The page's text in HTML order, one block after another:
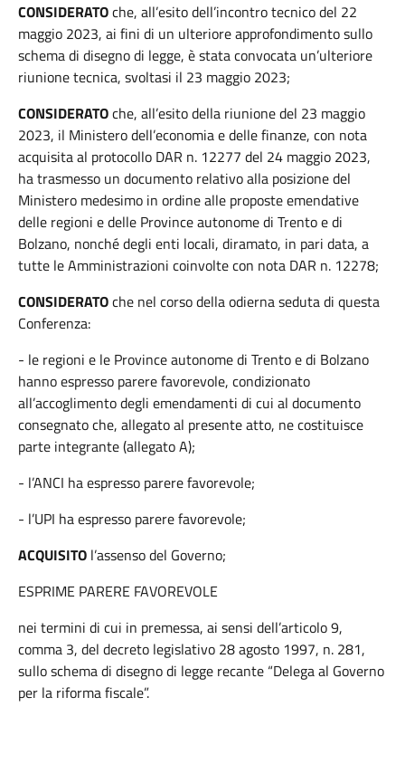
CONSIDERATOche, all’esito dell’incontro tecnico del 22
maggio 2023, ai fini di un ulteriore approfondimento sullo
schema di disegno di legge, è stata convocata un’ulteriore
riunione tecnica, svoltasi il 23 maggio 2023;
CONSIDERATOche, all’esito della riunione del 23 maggio
2023, il Ministero dell’economia e delle finanze, con nota
acquisita al protocollo DAR n. 12277 del 24 maggio 2023,
ha trasmesso un documento relativo alla posizione del
Ministero medesimo in ordine alle proposte emendative
delle regioni e delle Province autonome di Trento e di
Bolzano, nonché degli enti locali, diramato, in pari data, a
tutte le Amministrazioni coinvolte con nota DAR n. 12278;
CONSIDERATOche nel corso della odierna seduta di questa
Conferenza:
- le regioni e le Province autonome di Trento e di Bolzano
hanno espresso parere favorevole, condizionato
all’accoglimento degli emendamenti di cui al documento
consegnato che, allegato al presente atto, ne costituisce
parte integrante (allegato A);
- l’ANCI ha espresso parere favorevole;
- l’UPI ha espresso parere favorevole;
ACQUISITO l’assenso del Governo;
ESPRIME PARERE FAVOREVOLE
nei termini di cui in premessa, ai sensi dell’articolo 9,
comma 3, del decreto legislativo 28 agosto 1997, n. 281,
sullo schema di disegno di legge recante “Delega al Governo
per la riforma fiscale”.